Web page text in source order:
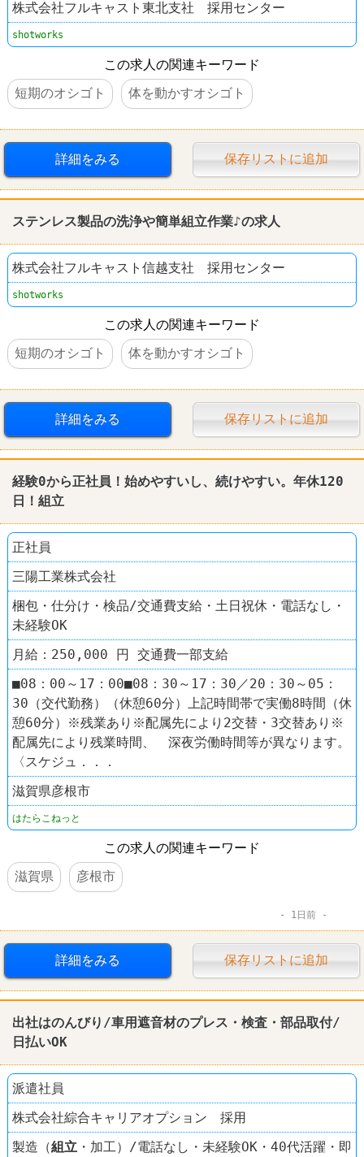
株式会社フルキャスト東北支社 採用センター
shotworks
この求人の関連キーワード
短期のオシゴト
体を動かすオシゴト
詳細をみる 保存リストに追加
ステンレス製品の洗浄や簡単組立作業♪の求人
株式会社フルキャスト信越支社 採用センター
shotworks
この求人の関連キーワード
短期のオシゴト
体を動かすオシゴト
詳細をみる 保存リストに追加
経験0から正社員！始めやすいし、続けやすい。年休120
日！ 組立
正社員
三陽工業株式会社
梱包・仕分け・検品/交通費支給・土日祝休・電話なし・
未経験OK
月給：250,000 円 交通費一部支給
■08：00～17：00■08：30～17：30／20：30～05：
30（交代勤務）（休憩60分）上記時間帯で実働8時間（休
憩60分）※残業あり※配属先により2交替・3交替あり※
配属先により残業時間、 深夜労働時間等が異なります。
〈スケジュ．．．
滋賀県彦根市
はたらこねっと
この求人の関連キーワード
滋賀県
彦根市
1日前
詳細をみる 保存リストに追加
出社はのんびり/車用遮音材のプレス・検査・部品取付/
日払いOK
派遣社員
株式会社綜合キャリアオプション 採用
製造（組立 ・加工）/電話なし・未経験OK・40代活躍・即